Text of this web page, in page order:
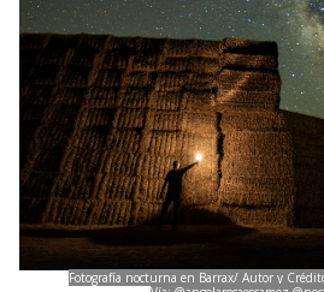
Fotografía nocturna en Barrax/ Autor y
Vía:@angelarocaescamez
Al norte de la provincia de